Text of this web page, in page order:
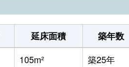
延床面積 築年数
105m² 築25年